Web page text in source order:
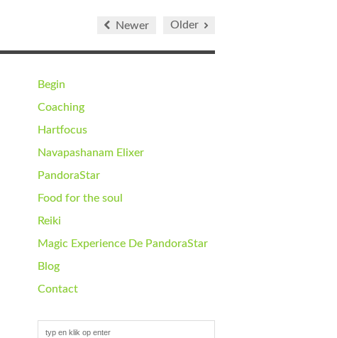
Newer Older
Begin
Coaching
Hartfocus
Navapashanam Elixer
PandoraStar
Food for the soul
Reiki
Magic Experience De PandoraStar
Blog
Contact